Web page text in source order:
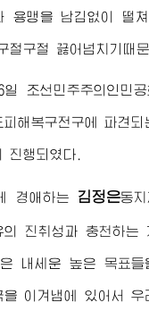
용맹을 남김없이 떨
절구절 끓어넘치기때문
조선민주주의인민
해복구전구에 파견
진행되였다.
경애하는 김정은동지
의 진취성과 충천하는
내세운 높은 목표들
을 이겨냄에 있어서